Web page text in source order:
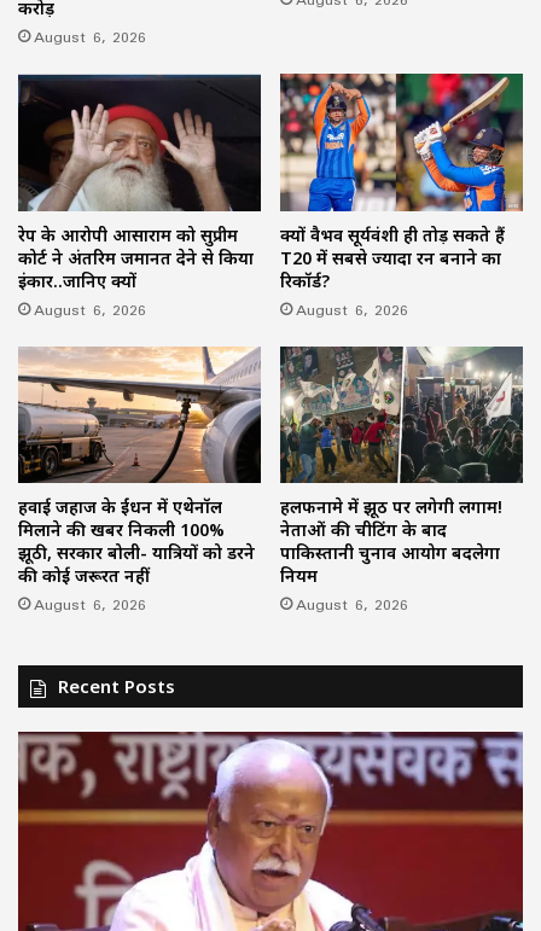
करोड़
August 6, 2026
रेप के आरोपी आसाराम को सुप्रीम
कोर्ट ने अंतरिम जमानत देने से किया
इंकार..जानिए क्यों
August 6, 2026
क्यों वैभव सूर्यवंशी ही तोड़ सकते हैं
T20 में सबसे ज्यादा रन बनाने का
रिकॉर्ड?
August 6, 2026
हवाई जहाज के ईंधन में एथेनॉल
मिलाने की खबर निकली 100%
झूठी, सरकार बोली- यात्रियों को डरने
की कोई जरूरत नहीं
August 6, 2026
हलफनामे में झूठ पर लगेगी लगाम!
नेताओं की चीटिंग के बाद
पाकिस्तानी चुनाव आयोग बदलेगा
नियम
August 6, 2026
Recent Posts